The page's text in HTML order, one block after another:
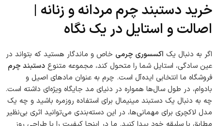
خرید دستبند چرم مردانه و زنانه |
اصالت و استایل در یک نگاه
اگر به دنبال یک اکسسوری چرمی خاص و ماندگار هستید که بتواند در
عین سادگی، استایل شما را متحول کند، مجموعه متنوع دستبند چرم
فروشگاه ما انتخابی ایده‌آل است. چرم به عنوان مادهای اصیل و
بادوام، در طول سال‌ها همواره در دنیای مد جایگاه ویژه‌ای داشته است.
چه به دنبال یک دستبند مینیمال برای استفاده روزمره باشید و چه یک
مدل لاکچری برای مهمانی‌ها، در این دسته‌بندی می‌توانید اثری بی‌نظیر